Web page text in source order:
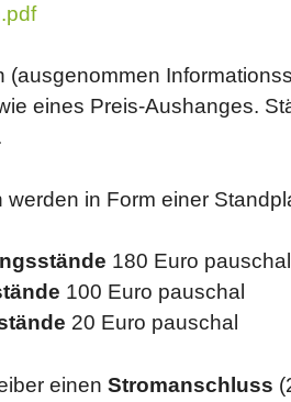
(ausgenommen
eines Preis-Aushanges.
in Form einer
180 Euro pauschal
100 Euro pauschal
20 Euro pauschal
einen Stromanschluss